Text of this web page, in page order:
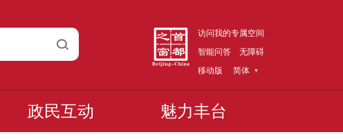
访问我的专属空间
智能问答
无障碍
移动版
简体
政民互动 魅力丰台